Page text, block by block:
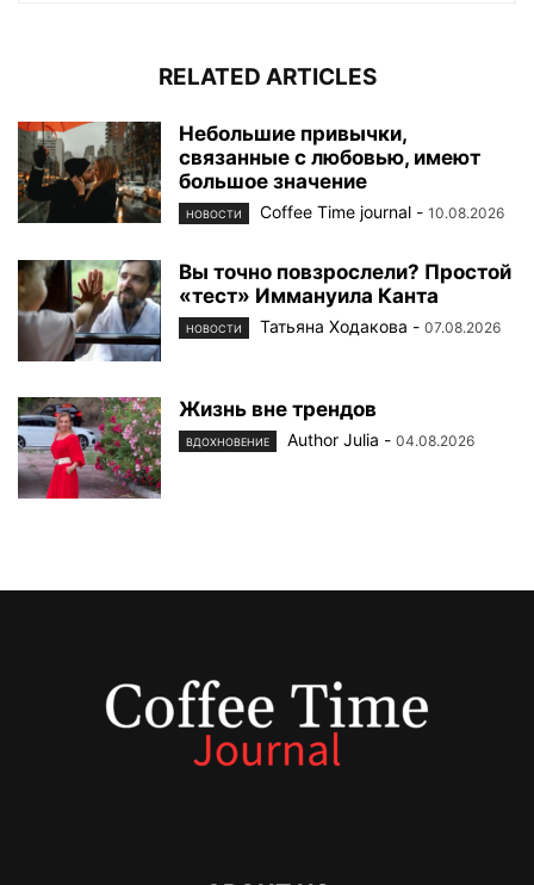
RELATED ARTICLES
Небольшие привычки,
связанные с любовью, имеют
большое значение
НОВОСТИ Coffee Time journal - 10.08.2026
Вы точно повзрослели? Простой
«тест» Иммануила Канта
НОВОСТИ Татьяна Ходакова - 07.08.2026
Жизнь вне трендов
ВДОХНОВЕНИЕ Author Julia - 04.08.2026